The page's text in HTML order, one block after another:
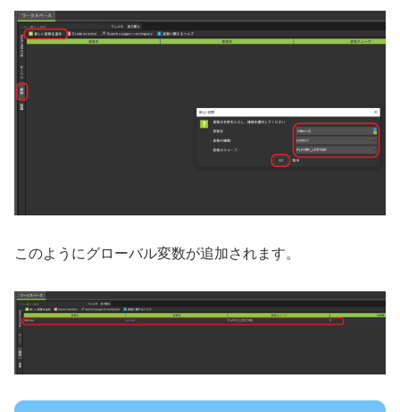
このようにグローバル変数が追加されます。